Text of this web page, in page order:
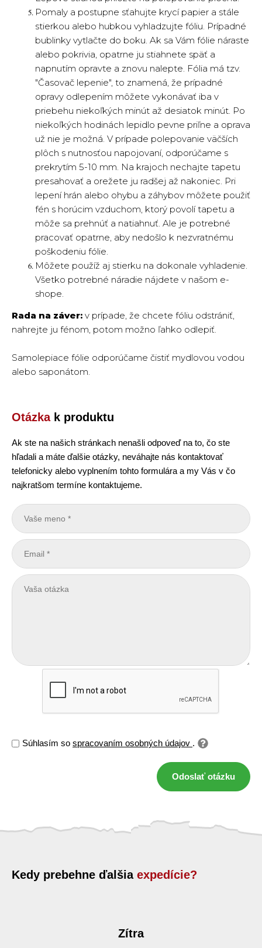
Pomaly a postupne sťahujte krycí papier a stále
stierkou alebo hubkou vyhladzujte fóliu. Prípadné
bublinky vytlačte do boku. Ak sa Vám fólie náraste
alebo pokrivia, opatrne ju stiahnete späť a
napnutím opravte a znovu nalepte. Fólia má tzv.
"Časovač lepenie", to znamená, že prípadné
opravy odlepením môžete vykonávať iba v
priebehu niekoľkých minút až desiatok minút. Po
niekoľkých hodinách lepidlo pevne priľne a oprava
už nie je možná. V prípade polepovanie väčších
plôch s nutnosťou napojovaní, odporúčame s
prekrytím 5-10 mm. Na krajoch nechajte tapetu
presahovať a orežete ju radšej až nakoniec. Pri
lepení hrán alebo ohybu a záhybov môžete použiť
fén s horúcim vzduchom, ktorý povolí tapetu a
môže sa prehnúť a natiahnuť. Ale je potrebné
pracovať opatrne, aby nedošlo k nezvratnému
poškodeniu fólie.
Môžete použíž aj stierku na dokonale vyhladenie.
Všetko potrebné náradie nájdete v našom e-
shope.
Rada na záver: v prípade, že chcete fóliu odstrániť,
nahrejte ju fénom, potom možno ľahko odlepiť.
Samolepiace fólie odporúčame čistiť mydlovou vodou
alebo saponátom.
Otázkak produktu
Ak ste na našich stránkach nenašli odpoveď na to, čo ste
hľadali a máte ďalšie otázky, neváhajte nás kontaktovať
telefonicky alebo vyplnením tohto formulára a my Vás v čo
najkratšom termíne kontaktujeme.
Súhlasím so spracovaním osobných údajov .
Odoslať otázku
Kedy prebehne ďalšia expedície?
Zítra